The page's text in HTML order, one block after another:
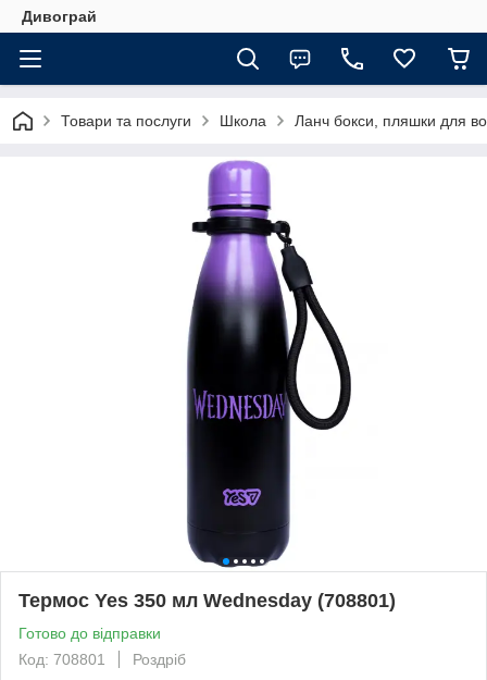
Дивограй
Товари та послуги Школа Ланч бокси, пляшки для
Термос Yes 350 мл Wednesday (708801)
Готово до відправки
Код: 708801
Роздріб